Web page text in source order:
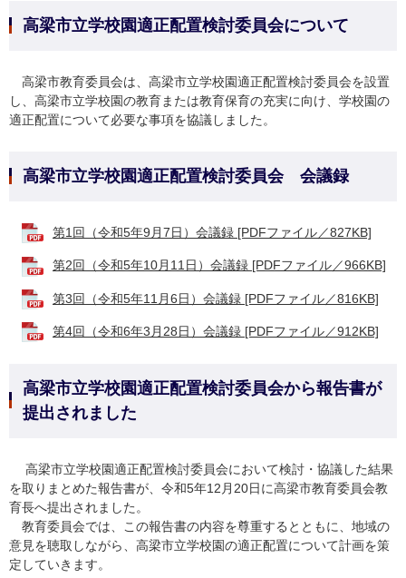
高梁市立学校園適正配置検討委員会について
高梁市教育委員会は、高梁市立学校園適正配置検討委員会を設置
し、高梁市立学校園の教育または教育保育の充実に向け、学校園の
適正配置について必要な事項を協議しました。
高梁市立学校園適正配置検討委員会 会議録
第1回（令和5年9月7日）会議録 [PDFファイル／827KB]
第2回（令和5年10月11日）会議録 [PDFファイル／966KB]
第3回（令和5年11月6日）会議録 [PDFファイル／816KB]
第4回（令和6年3月28日）会議録 [PDFファイル／912KB]
高梁市立学校園適正配置検討委員会から報告書が
提出されました
高梁市立学校園適正配置検討委員会において検討・協議した結果
を取りまとめた報告書が、令和5年12月20日に高梁市教育委員会教
育長へ提出されました。
教育委員会では、この報告書の内容を尊重するとともに、地域の
意見を聴取しながら、高梁市立学校園の適正配置について計画を策
定していきます。